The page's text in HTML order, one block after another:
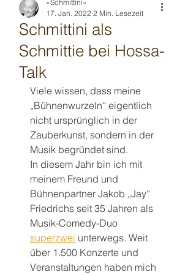
Schmittini als
Schmittie bei Hossa-
Talk
»Schmittini«
17. Jan. 2022 2 Min. Lesezeit
Viele wissen, dass meine
„Bühnenwurzeln“ eigentlich
nicht ursprünglich in der
Zauberkunst, sondern in der
Musik begründet sind.
In diesem Jahr bin ich mit
meinem Freund und
Bühnenpartner Jakob „Jay“
Friedrichs seit 35 Jahren als
Musik-Comedy-Duo
superzwei unterwegs. Weit
über 1.500 Konzerte und
Veranstaltungen haben mich